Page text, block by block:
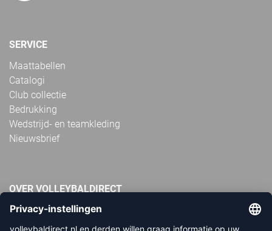
SERVICE
Maattabellen
Catalogi
Club collectie
Bedrukking
Wedstrijd- en teamkleding
Nieuwsbrief
OVER VOLLEYBALDIRECT
Over ons
FAQ